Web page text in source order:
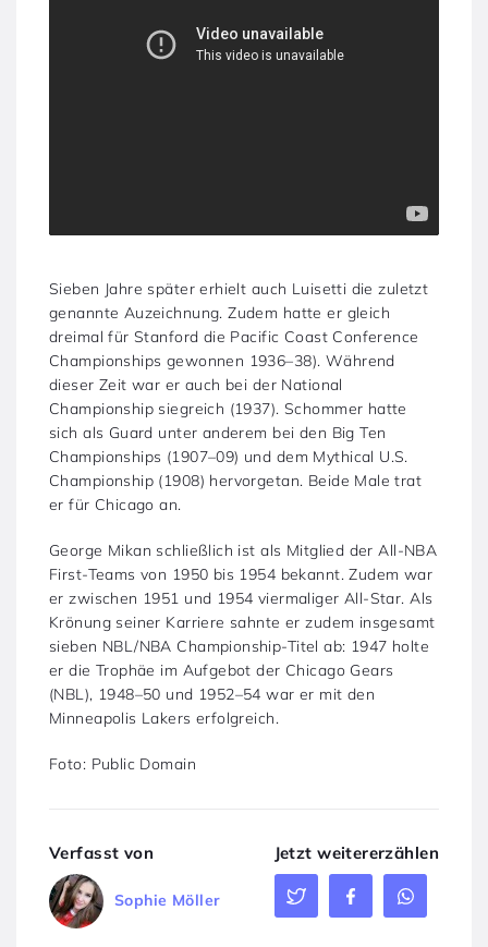
Sieben Jahre später erhielt auch Luisetti die zuletzt
genannte Auzeichnung. Zudem hatte er gleich
dreimal für Stanford die Pacific Coast Conference
Championships gewonnen 1936–38). Während
dieser Zeit war er auch bei der National
Championship siegreich (1937). Schommer hatte
sich als Guard unter anderem bei den Big Ten
Championships (1907–09) und dem Mythical U.S.
Championship (1908) hervorgetan. Beide Male trat
er für Chicago an.
George Mikan schließlich ist als Mitglied der All-NBA
First-Teams von 1950 bis 1954 bekannt. Zudem war
er zwischen 1951 und 1954 viermaliger All-Star. Als
Krönung seiner Karriere sahnte er zudem insgesamt
sieben NBL/NBA Championship-Titel ab: 1947 holte
er die Trophäe im Aufgebot der Chicago Gears
(NBL), 1948–50 und 1952–54 war er mit den
Minneapolis Lakers erfolgreich.
Foto: Public Domain
Verfasst von
Sophie Möller
Jetzt weitererzählen